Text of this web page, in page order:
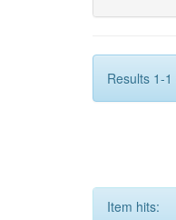
Results 1-
Item hits: